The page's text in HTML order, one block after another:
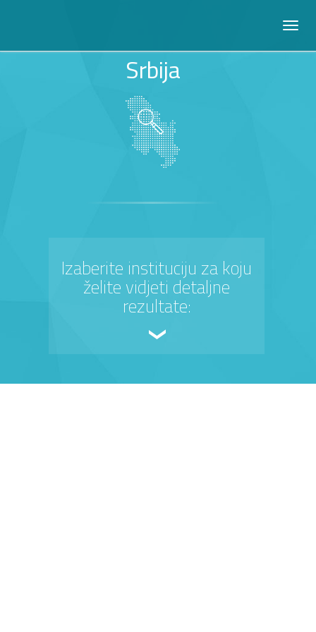
Srbija
Izaberite instituciju za koju
želite vidjeti detaljne
rezultate: